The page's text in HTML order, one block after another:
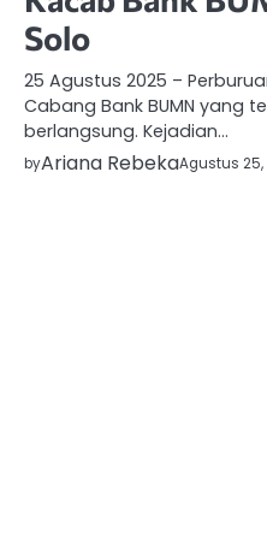
Solo
25 Agustus 2025 –
Cabang Bank BUMN yang
berlangsung. Kejadian…
byAriana RebekaAgustus 25,